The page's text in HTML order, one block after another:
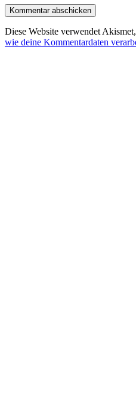
Diese Website verwendet
wie deine Kommentardaten